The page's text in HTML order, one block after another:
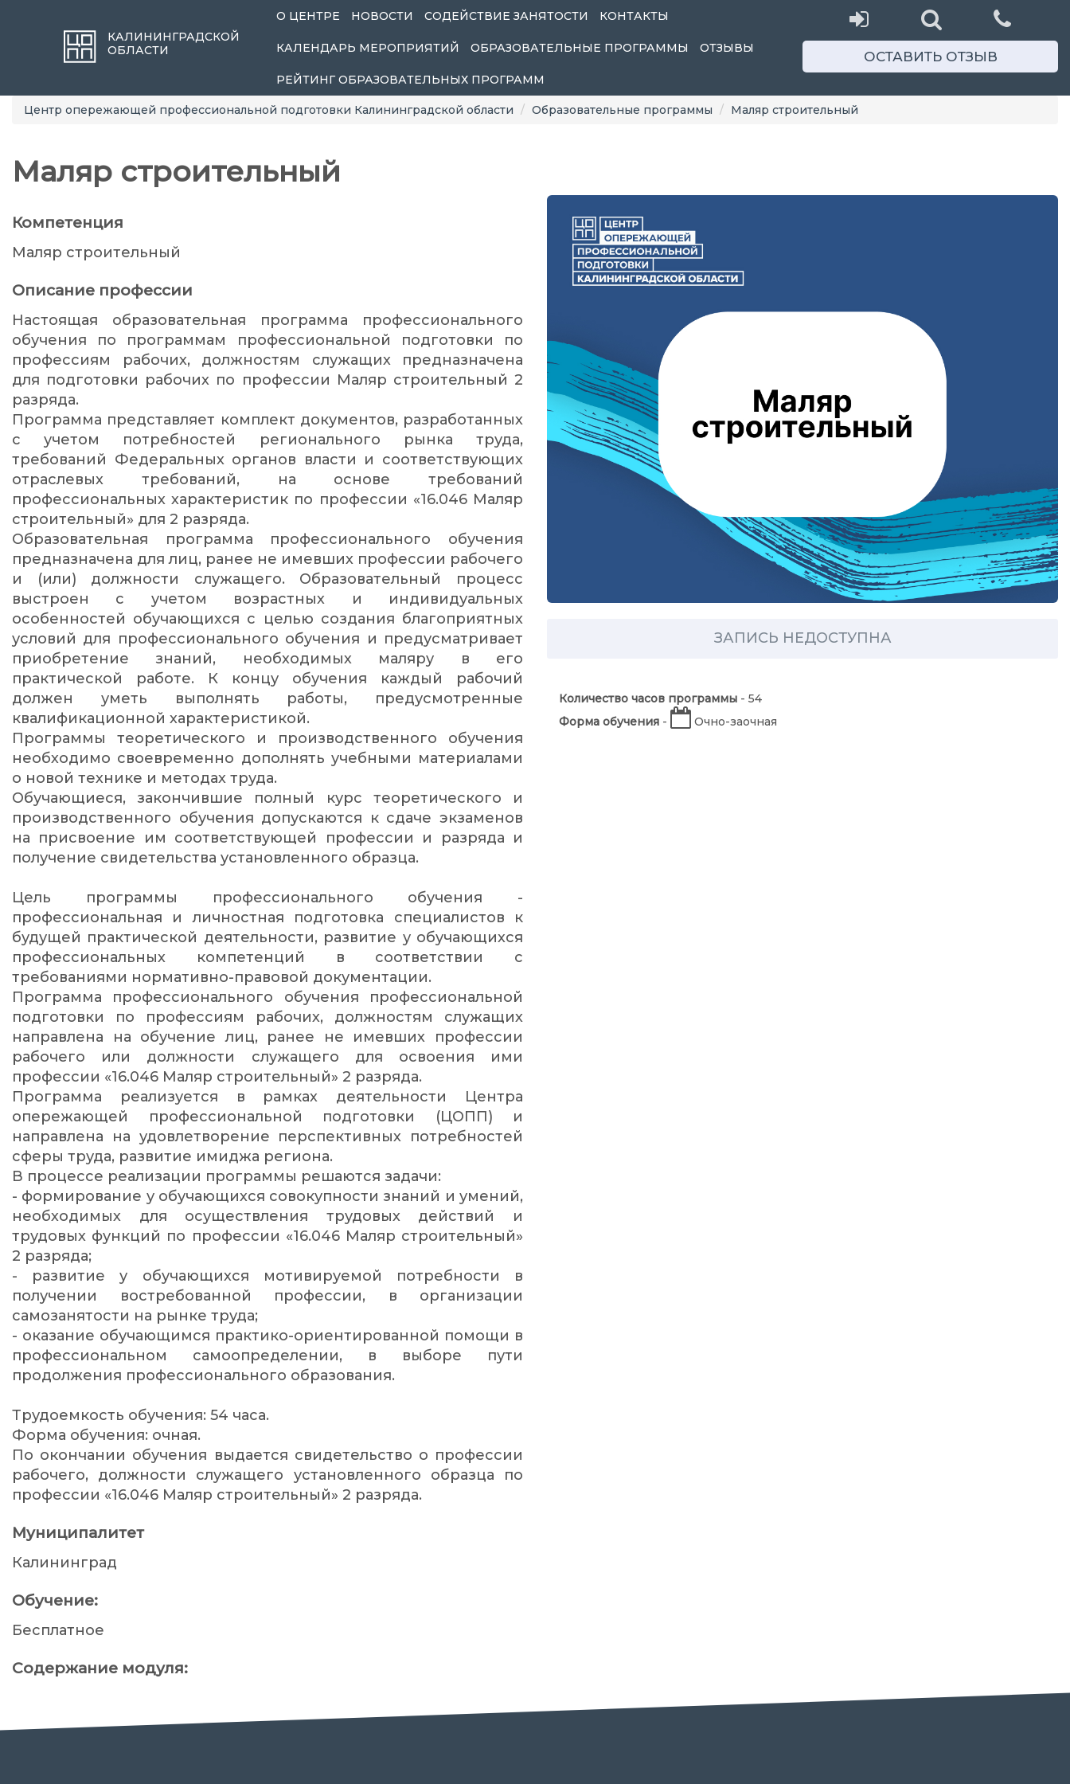
КАЛИНИНГРАДСКОЙ
ОБЛАСТИ
О ЦЕНТРЕ НОВОСТИ СОДЕЙСТВИЕ ЗАНЯТОСТИ КОНТАКТЫ
КАЛЕНДАРЬ МЕРОПРИЯТИЙ ОБРАЗОВАТЕЛЬНЫЕ ПРОГРАММЫ ОТЗЫВЫ
РЕЙТИНГ ОБРАЗОВАТЕЛЬНЫХ ПРОГРАММ
ОСТАВИТЬ ОТЗЫВ
Центр опережающей профессиональной подготовки Калининградской области Образовательные программы Маляр строительный
Маляр строительный
Компетенция
Маляр строительный
Описание профессии
Настоящая образовательная программа профессионального
обучения по программам профессиональной подготовки по
профессиям рабочих, должностям служащих предназначена
для подготовки рабочих по профессии Маляр строительный 2
разряда.
Программа представляет комплект документов, разработанных
с учетом потребностей регионального рынка труда,
требований Федеральных органов власти и соответствующих
отраслевых требований, на основе требований
профессиональных характеристик по профессии «16.046 Маляр
строительный» для 2 разряда.
Образовательная программа профессионального обучения
предназначена для лиц, ранее не имевших профессии рабочего
и (или) должности служащего. Образовательный процесс
выстроен с учетом возрастных и индивидуальных
особенностей обучающихся с целью создания благоприятных
условий для профессионального обучения и предусматривает
приобретение знаний, необходимых маляру в его
практической работе. К концу обучения каждый рабочий
должен уметь выполнять работы, предусмотренные
квалификационной характеристикой.
Программы теоретического и производственного обучения
необходимо своевременно дополнять учебными материалами
о новой технике и методах труда.
Обучающиеся, закончившие полный курс теоретического и
производственного обучения допускаются к сдаче экзаменов
на присвоение им соответствующей профессии и разряда и
получение свидетельства установленного образца.
Цель программы профессионального обучения -
профессиональная и личностная подготовка специалистов к
будущей практической деятельности, развитие у обучающихся
профессиональных компетенций в соответствии с
требованиями нормативно-правовой документации.
Программа профессионального обучения профессиональной
подготовки по профессиям рабочих, должностям служащих
направлена на обучение лиц, ранее не имевших профессии
рабочего или должности служащего для освоения ими
профессии «16.046 Маляр строительный» 2 разряда.
Программа реализуется в рамках деятельности Центра
опережающей профессиональной подготовки (ЦОПП) и
направлена на удовлетворение перспективных потребностей
сферы труда, развитие имиджа региона.
В процессе реализации программы решаются задачи:
- формирование у обучающихся совокупности знаний и умений,
необходимых для осуществления трудовых действий и
трудовых функций по профессии «16.046 Маляр строительный»
2 разряда;
- развитие у обучающихся мотивируемой потребности в
получении востребованной профессии, в организации
самозанятости на рынке труда;
- оказание обучающимся практико-ориентированной помощи в
профессиональном самоопределении, в выборе пути
продолжения профессионального образования.
Трудоемкость обучения: 54 часа.
Форма обучения: очная.
По окончании обучения выдается свидетельство о профессии
рабочего, должности служащего установленного образца по
профессии «16.046 Маляр строительный» 2 разряда.
Муниципалитет
Калининград
Обучение:
Бесплатное
Содержание модуля:
ЗАПИСЬ НЕДОСТУПНА
Количество часов программы - 54
Форма обучения - Очно-заочная